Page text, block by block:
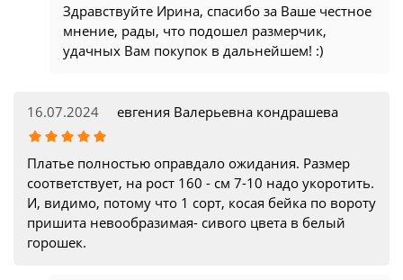
Здравствуйте Ирина, спасибо за Ваше честное
мнение, рады, что подошел размерчик,
удачных Вам покупок в дальнейшем! :)
16.07.2024 евгения Валерьевна кондрашева
Платье полностью оправдало ожидания. Размер
соответствует, на рост 160 - см 7-10 надо укоротить.
И, видимо, потому что 1 сорт, косая бейка по вороту
пришита невообразимая- сивого цвета в белый
горошек.